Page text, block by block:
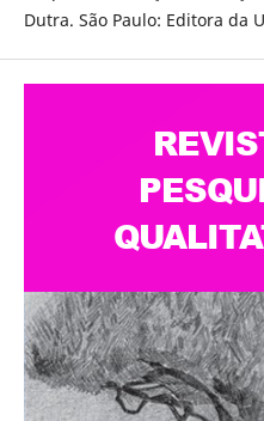
Dutra. São Paulo: Editora da